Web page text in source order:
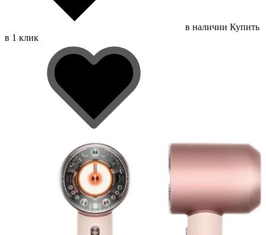
в наличии Купить
в 1 клик